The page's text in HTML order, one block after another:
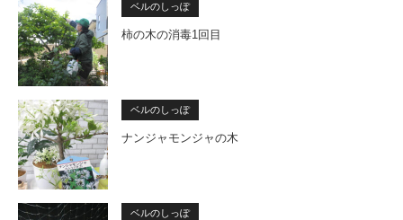
ベルのしっぽ
柿の木の消毒1回目
ベルのしっぽ
ナンジャモンジャの木
ベルのしっぽ